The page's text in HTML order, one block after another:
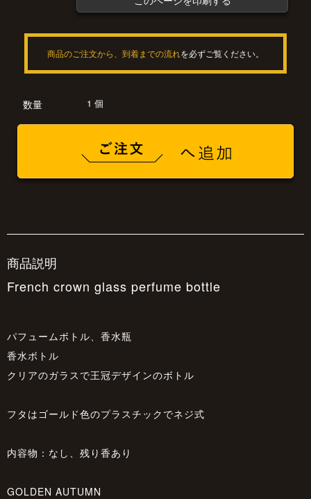
商品のご注文から、到着までの流れを必ずご覧ください。
数量 1 個
商品説明
French crown glass perfume bottle
パフュームボトル、香水瓶
香水ボトル
クリアのガラスで王冠デザインのボトル
フタはゴールド色のプラスチックでネジ式
内容物：なし、残り香あり
GOLDEN AUTUMN